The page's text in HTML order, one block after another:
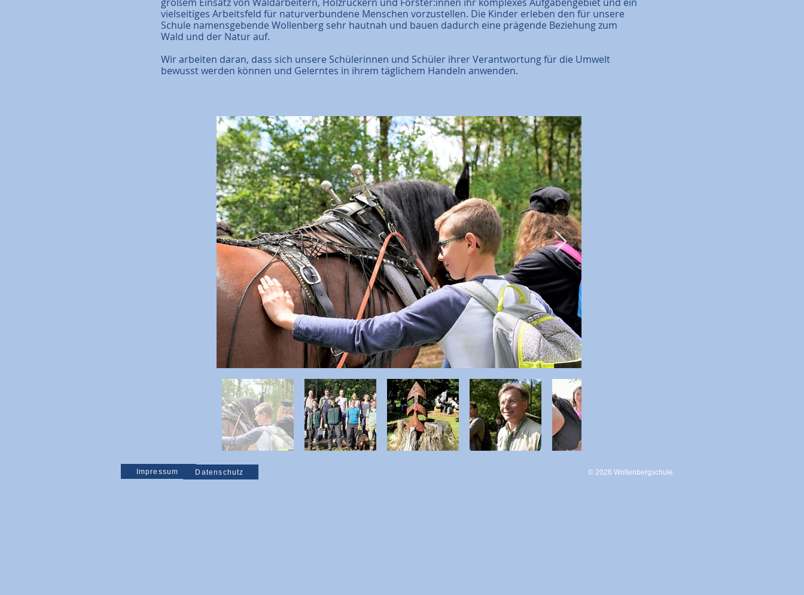
vielseitiges Arbeitsfeld für naturverbundene Menschen vorzustellen. Die Kinder erleben den für unsere
Schule namensgebende Wollenberg sehr hautnah und bauen dadurch eine prägende Beziehung zum
Wald und der Natur auf.
Wir arbeiten daran, dass sich unsere Schülerinnen und Schüler ihrer Verantwortung für die Umwelt
bewusst werden können und Gelerntes in ihrem täglichem Handeln anwenden.
Impressum Datenschutz © 2026 Wollenbergschule